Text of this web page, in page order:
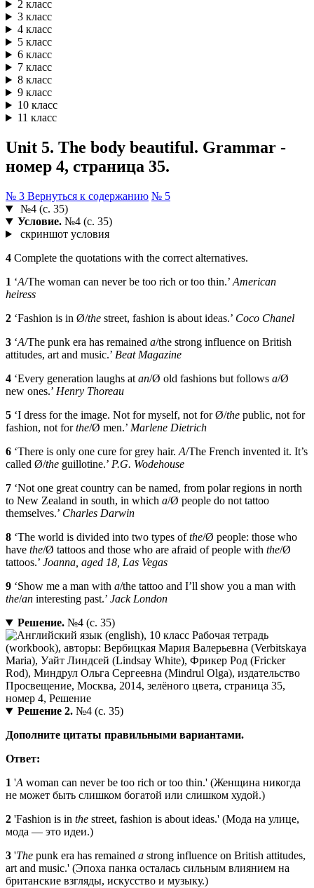
2 класс
3 класс
4 класс
5 класс
6 класс
7 класс
8 класс
9 класс
10 класс
11 класс
Unit 5. The body beautiful. Grammar -
номер 4, страница 35.
№ 3 Вернуться к содержанию № 5
№4 (с. 35)
Условие.№4 (с. 35)
скриншот условия
4 Complete the quotations with the correct alternatives.
1 ‘A/The woman can never be too rich or too thin.’ American
heiress
2 ‘Fashion is in Ø/the street, fashion is about ideas.’ Coco Chanel
3 ‘A/The punk era has remained a/the strong influence on British
attitudes, art and music.’ Beat Magazine
4 ‘Every generation laughs at an/Ø old fashions but follows a/Ø
new ones.’ Henry Thoreau
5 ‘I dress for the image. Not for myself, not for Ø/the public, not for
fashion, not forthe/Ø men.’ Marlene Dietrich
6 ‘There is only one cure for grey hair. A/The French invented it. It’s
called Ø/the guillotine.’ P.G. Wodehouse
7 ‘Not one great country can be named, from polar regions in north
to New Zealand in south, in which a/Ø people do not tattoo
themselves.’ Charles Darwin
8 ‘The world is divided into two types ofthe/Ø people: those who
have the/Ø tattoos and those who are afraid of people with the/Ø
tattoos.’ Joanna, aged 18, Las Vegas
9 ‘Show me a man with a/the tattoo and I’ll show you a man with
the/an interesting past.’ Jack London
Решение.№4 (с. 35)
Решение 2.№4 (с. 35)
Дополните цитаты правильными вариантами.
Ответ:
1 'A woman can never be too rich or too thin.' (Женщина никогда
не может быть слишком богатой или слишком худой.)
2 'Fashion is in the street, fashion is about ideas.' (Мода на улице,
мода — это идеи.)
3 'The punk era has remained a strong influence on British attitudes,
art and music.' (Эпоха панка осталась сильным влиянием на
британские взгляды, искусство и музыку.)